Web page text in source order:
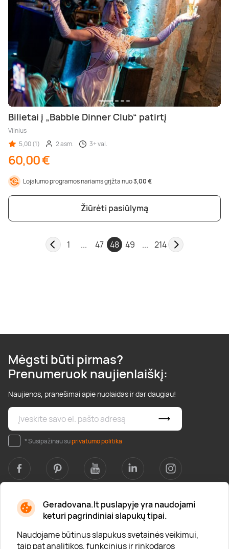
Geradovana.lt puslapyje yra naudojami
keturi pagrindiniai slapukų tipai.
Naudojame būtinus slapukus svetainės veikimui,
taip pat analitikos, funkcinius ir rinkodaros
Bilietai į „Babble Dinner Club“ patirtį
Vilnius
5,00 (1)
2 asm. 3+ val.
60,00 €
Lojalumo programos nariams grįžta nuo3,00 €
Žiūrėti pasiūlymą
1 ... 47 48 49 ... 214
Mėgsti būti pirmas?
Prenumeruok naujienlaiškį:
Naujienos, pranešimai apie nuolaidas ir dar daugiau!
* Susipažinau suprivatumo politika
Apie mus
Apie „Gera Dovana“